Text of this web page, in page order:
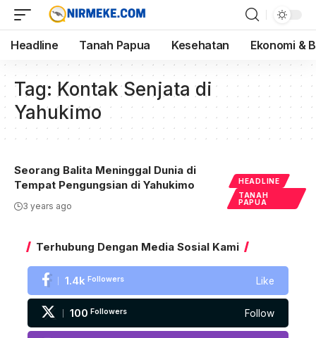
Headline Tanah Papua Kesehatan Ekonomi &
Tag: Kontak Senjata di
Yahukimo
HEADLINE
TANAH
PAPUA
Seorang Balita Meninggal Dunia di
Tempat Pengungsian di Yahukimo
3 years ago
Terhubung Dengan Media Sosial Kami
1.4k Followers Like
100 Followers Follow